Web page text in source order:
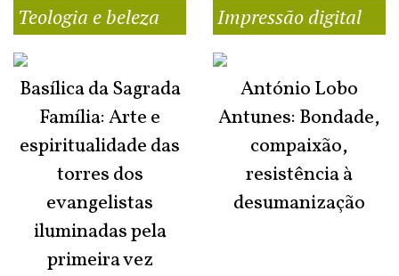
Teologia e beleza
Basílica da Sagrada
Família: Arte e
espiritualidade das
torres dos
evangelistas
iluminadas pela
primeira vez
Impressão digital
António Lobo
Antunes: Bondade,
compaixão,
resistência à
desumanização